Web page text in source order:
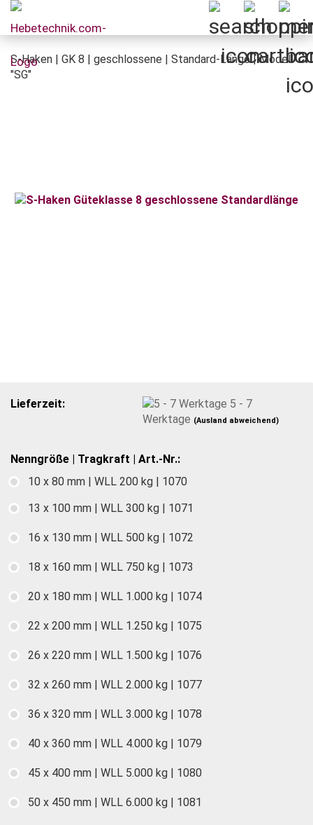
S-Haken | GK 8 | geschlossene | Standard-Länge | Modell
"SG"
Lieferzeit:
5 - 7
Werktage (Ausland abweichend)
Nenngröße | Tragkraft | Art.-Nr.:
10 x 80 mm | WLL 200 kg | 1070
13 x 100 mm | WLL 300 kg | 1071
16 x 130 mm | WLL 500 kg | 1072
18 x 160 mm | WLL 750 kg | 1073
20 x 180 mm | WLL 1.000 kg | 1074
22 x 200 mm | WLL 1.250 kg | 1075
26 x 220 mm | WLL 1.500 kg | 1076
32 x 260 mm | WLL 2.000 kg | 1077
36 x 320 mm | WLL 3.000 kg | 1078
40 x 360 mm | WLL 4.000 kg | 1079
45 x 400 mm | WLL 5.000 kg | 1080
50 x 450 mm | WLL 6.000 kg | 1081